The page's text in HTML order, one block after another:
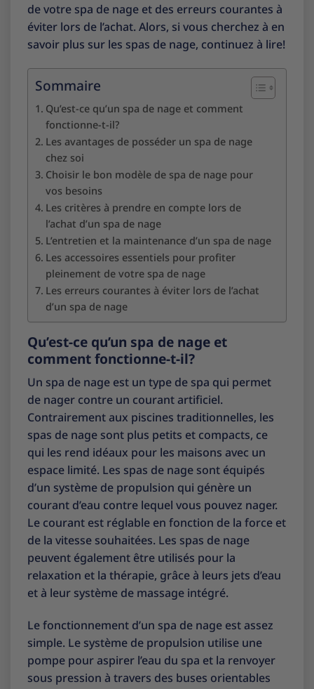
de votre spa de nage et des erreurs courantes à
éviter lors de l’achat. Alors, si vous cherchez à en
savoir plus sur les spas de nage, continuez à lire!
Sommaire
Qu’est-ce qu’un spa de nage et comment
fonctionne-t-il?
Les avantages de posséder un spa de nage
chez soi
Choisir le bon modèle de spa de nage pour
vos besoins
Les critères à prendre en compte lors de
l’achat d’un spa de nage
L’entretien et la maintenance d’un spa de nage
Les accessoires essentiels pour profiter
pleinement de votre spa de nage
Les erreurs courantes à éviter lors de l’achat
d’un spa de nage
Qu’est-ce qu’un spa de nage et
comment fonctionne-t-il?
Un spa de nage est un type de spa qui permet
de nager contre un courant artificiel.
Contrairement aux piscines traditionnelles, les
spas de nage sont plus petits et compacts, ce
qui les rend idéaux pour les maisons avec un
espace limité. Les spas de nage sont équipés
d’un système de propulsion qui génère un
courant d’eau contre lequel vous pouvez nager.
Le courant est réglable en fonction de la force et
de la vitesse souhaitées. Les spas de nage
peuvent également être utilisés pour la
relaxation et la thérapie, grâce à leurs jets d’eau
et à leur système de massage intégré.
Le fonctionnement d’un spa de nage est assez
simple. Le système de propulsion utilise une
pompe pour aspirer l’eau du spa et la renvoyer
sous pression à travers des buses orientables